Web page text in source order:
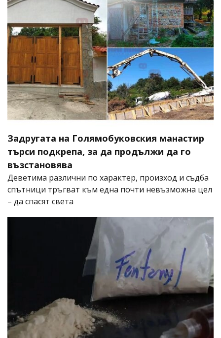
Задругата на Голямобуковския манастир
търси подкрепа, за да продължи да го
възстановява
Деветима различни по характер, произход и съдба
спътници тръгват към една почти невъзможна цел
– да спасят света